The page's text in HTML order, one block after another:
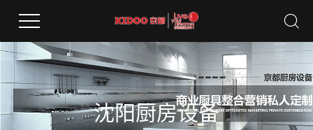
沈阳厨房设备